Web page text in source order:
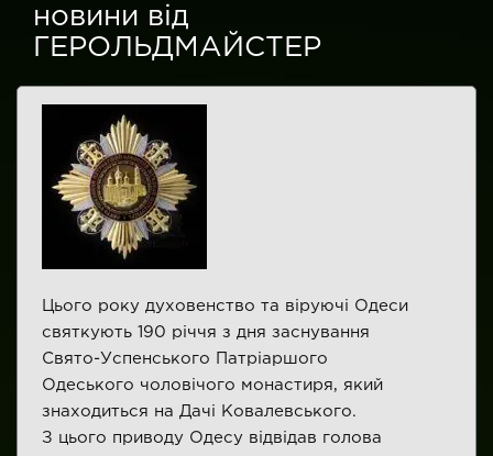
новини від
ГЕРОЛЬДМАЙСТЕР
Цього року духовенство та віруючі Одеси
святкують 190 річчя з дня заснування
Свято-Успенського Патріаршого
Одеського чоловічого монастиря, який
знаходиться на Дачі Ковалевського.
З цього приводу Одесу відвідав голова